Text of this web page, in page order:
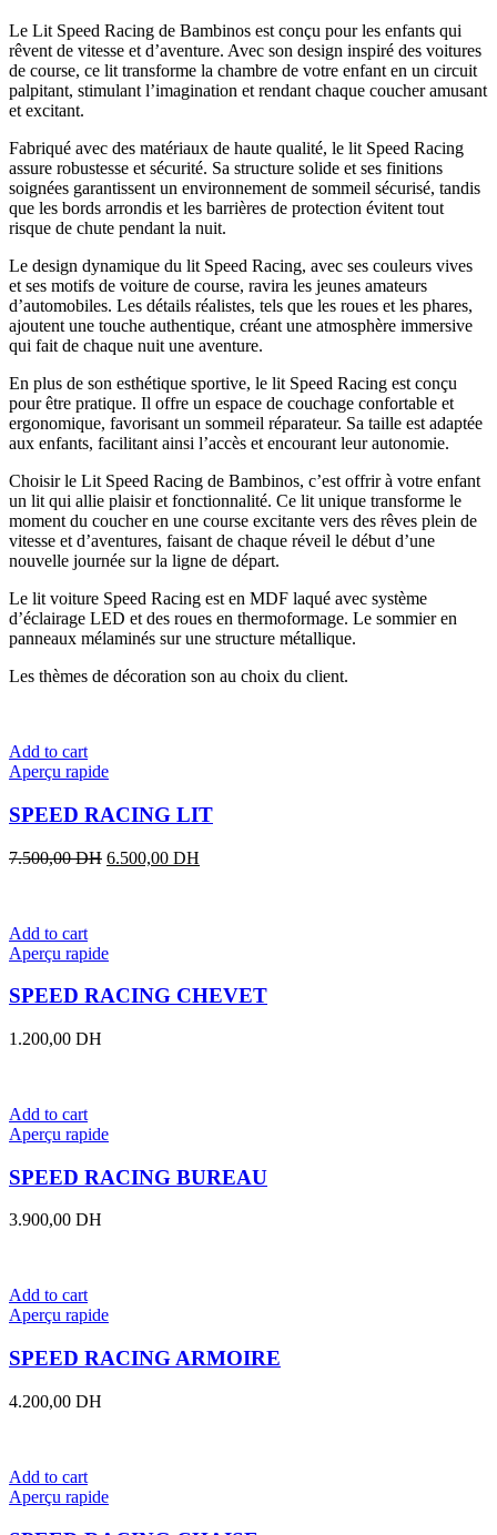
Le Lit Speed Racing de Bambinos est conçu pour les enfants qui
rêvent de vitesse et d’aventure. Avec son design inspiré des voitures
de course, ce lit transforme la chambre de votre enfant en un circuit
palpitant, stimulant l’imagination et rendant chaque coucher amusant
et excitant.
Fabriqué avec des matériaux de haute qualité, le lit Speed Racing
assure robustesse et sécurité. Sa structure solide et ses finitions
soignées garantissent un environnement de sommeil sécurisé, tandis
que les bords arrondis et les barrières de protection évitent tout
risque de chute pendant la nuit.
Le design dynamique du lit Speed Racing, avec ses couleurs vives
et ses motifs de voiture de course, ravira les jeunes amateurs
d’automobiles. Les détails réalistes, tels que les roues et les phares,
ajoutent une touche authentique, créant une atmosphère immersive
qui fait de chaque nuit une aventure.
En plus de son esthétique sportive, le lit Speed Racing est conçu
pour être pratique. Il offre un espace de couchage confortable et
ergonomique, favorisant un sommeil réparateur. Sa taille est adaptée
aux enfants, facilitant ainsi l’accès et encourant leur autonomie.
Choisir le Lit Speed Racing de Bambinos, c’est offrir à votre enfant
un lit qui allie plaisir et fonctionnalité. Ce lit unique transforme le
moment du coucher en une course excitante vers des rêves plein de
vitesse et d’aventures, faisant de chaque réveil le début d’une
nouvelle journée sur la ligne de départ.
Le lit voiture Speed Racing est en MDF laqué avec système
d’éclairage LED et des roues en thermoformage. Le sommier en
panneaux mélaminés sur une structure métallique.
Les thèmes de décoration son au choix du client.
Add to cart
Aperçu rapide
SPEED RACING LIT
7.500,00DH Original
6.500,00 DH
Add to cart
Aperçu rapide
SPEED RACING CHEVET
1.200,00 DH
Add to cart
Aperçu rapide
SPEED RACING BUREAU
3.900,00 DH
Add to cart
Aperçu rapide
SPEED RACING ARMOIRE
4.200,00 DH
Add to cart
Aperçu rapide